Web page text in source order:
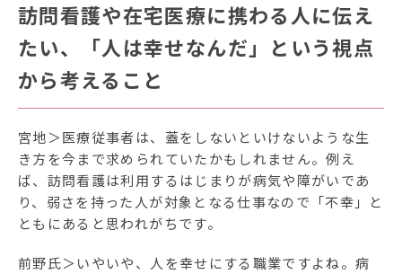
訪問看護や在宅医療に携わる人に伝え
たい、「人は幸せなんだ」という視点
から考えること
宮地＞医療従事者は、蓋をしないといけないような生
き方を今まで求められていたかもしれません。例え
ば、訪問看護は利用するはじまりが病気や障がいであ
り、弱さを持った人が対象となる仕事なので「不幸」と
ともにあると思われがちです。
前野氏＞いやいや、人を幸せにする職業ですよね。病